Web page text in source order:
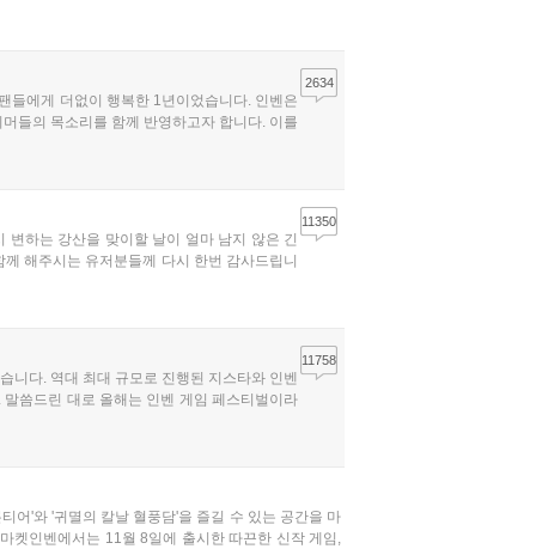
들에게 더없이 행복한 1년이었습니다. 인벤은
들의 목소리를 함께 반영하고자 합니다. 이를
2634
하는 강산을 맞이할 날이 얼마 남지 않은 긴
해주시는 유저분들께 다시 한번 감사드립니
11350
니다. 역대 최대 규모로 진행된 지스타와 인벤
씀드린 대로 올해는 인벤 게임 페스티벌이라
11758
어'와 '귀멸의 칼날 혈풍담'을 즐길 수 있는 공간을 마
켓인벤에서는 11월 8일에 출시한 따끈한 신작 게임,